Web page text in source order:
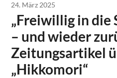
24. März 2025
„Freiwillig in die
– und wieder
Zeitungsartikel
„Hikkomori“